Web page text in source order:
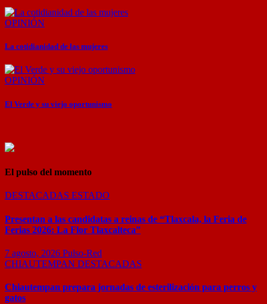
OPINIÓN
La cotidianidad de las mujeres
OPINIÓN
El Verde y su viejo oportunismo
El pulso del momento
DESTACADAS ESTADO
Presentan a las candidatas a reinas de “Tlaxcala, la Feria de
Ferias 2026: La Flor Tlaxcalteca”
7 agosto, 2026 Pulso-Red
CHIAUTEMPAN DESTACADAS
Chiautempan prepara jornadas de esterilización para perros y
gatos